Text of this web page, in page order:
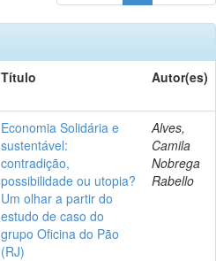
Título Autor(es)
Economia Solidária e
sustentável:
contradição,
possibilidade ou utopia?
Um olhar a partir do
estudo de caso do
grupo Oficina do Pão
(RJ)
Alves,
Camila
Nobrega
Rabello